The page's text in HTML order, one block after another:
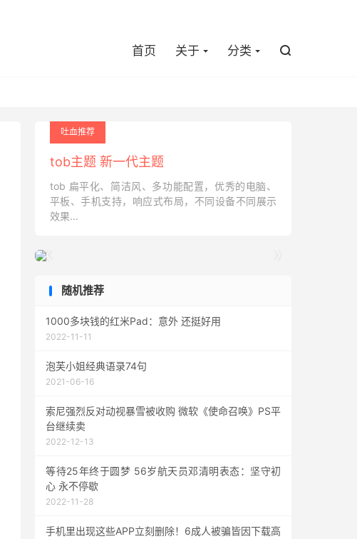
首页 关于 分类 
吐血推荐
tob主题 新一代主题
tob 扁平化、简洁风、多功能配置，优秀的电脑、
平板、手机支持，响应式布局，不同设备不同展示
效果...

随机推荐
1000多块钱的红米Pad：意外 还挺好用
2022-11-11
泡芙小姐经典语录74句
2021-06-16
索尼强烈反对动视暴雪被收购 微软《使命召唤》PS平
台继续卖
2022-12-13
等待25年终于圆梦 56岁航天员邓清明表态：坚守初
心 永不停歇
2022-11-28
手机里出现这些APP立刻删除！6成人被骗皆因下载高